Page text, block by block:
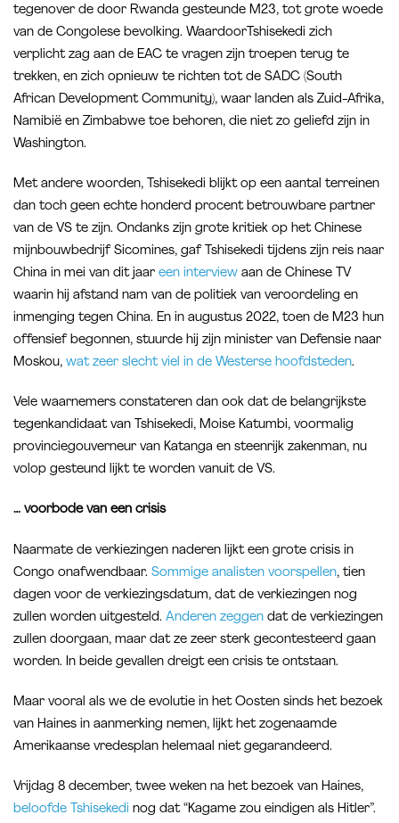
tegenover de door Rwanda gesteunde M23, tot grote woede
van de Congolese bevolking. WaardoorTshisekedi zich
verplicht zag aan de EAC te vragen zijn troepen terug te
trekken, en zich opnieuw te richten tot de SADC (South
African Development Community), waar landen als Zuid-Afrika,
Namibië en Zimbabwe toe behoren, die niet zo geliefd zijn in
Washington.
Met andere woorden, Tshisekedi blijkt op een aantal terreinen
dan toch geen echte honderd procent betrouwbare partner
van de VS te zijn. Ondanks zijn grote kritiek op het Chinese
mijnbouwbedrijf Sicomines, gaf Tshisekedi tijdens zijn reis naar
China in mei van dit jaar een interview aan de Chinese TV
waarin hij afstand nam van de politiek van veroordeling en
inmenging tegen China. En in augustus 2022, toen de M23 hun
offensief begonnen, stuurde hij zijn minister van Defensie naar
Moskou, wat zeer slecht viel in de Westerse hoofdsteden.
Vele waarnemers constateren dan ook dat de belangrijkste
tegenkandidaat van Tshisekedi, Moise Katumbi, voormalig
provinciegouverneur van Katanga en steenrijk zakenman, nu
volop gesteund lijkt te worden vanuit de VS.
… voorbode van een crisis
Naarmate de verkiezingen naderen lijkt een grote crisis in
Congo onafwendbaar. Sommige analisten voorspellen, tien
dagen voor de verkiezingsdatum, dat de verkiezingen nog
zullen worden uitgesteld. Anderen zeggen dat de verkiezingen
zullen doorgaan, maar dat ze zeer sterk gecontesteerd gaan
worden. In beide gevallen dreigt een crisis te ontstaan.
Maar vooral als we de evolutie in het Oosten sinds het bezoek
van Haines in aanmerking nemen, lijkt het zogenaamde
Amerikaanse vredesplan helemaal niet gegarandeerd.
Vrijdag 8 december, twee weken na het bezoek van Haines,
beloofde Tshisekedi nog dat “Kagame zou eindigen als Hitler”.